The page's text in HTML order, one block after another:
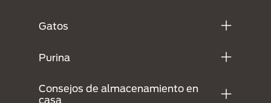
Gatos
Purina
Consejos de almacenamiento en
casa